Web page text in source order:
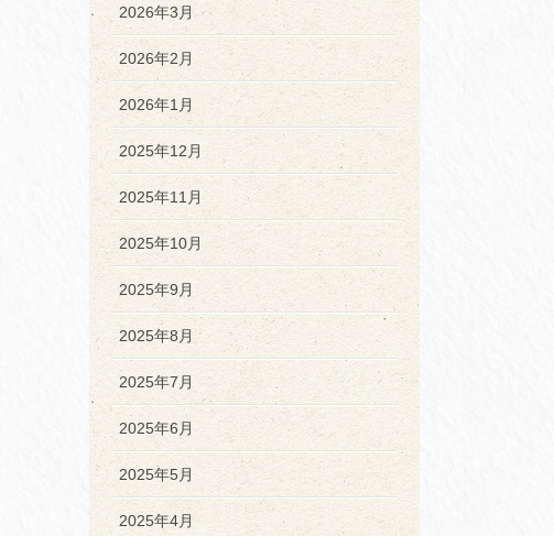
2026年3月
2026年2月
2026年1月
2025年12月
2025年11月
2025年10月
2025年9月
2025年8月
2025年7月
2025年6月
2025年5月
2025年4月